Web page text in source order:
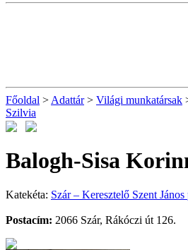
Főoldal > Adattár> Világi munkatársak
Szilvia
Balogh-Sisa
Katekéta: Szár – Keresztelő Szent János
Postacím: 2066 Szár, Rákóczi út 126.